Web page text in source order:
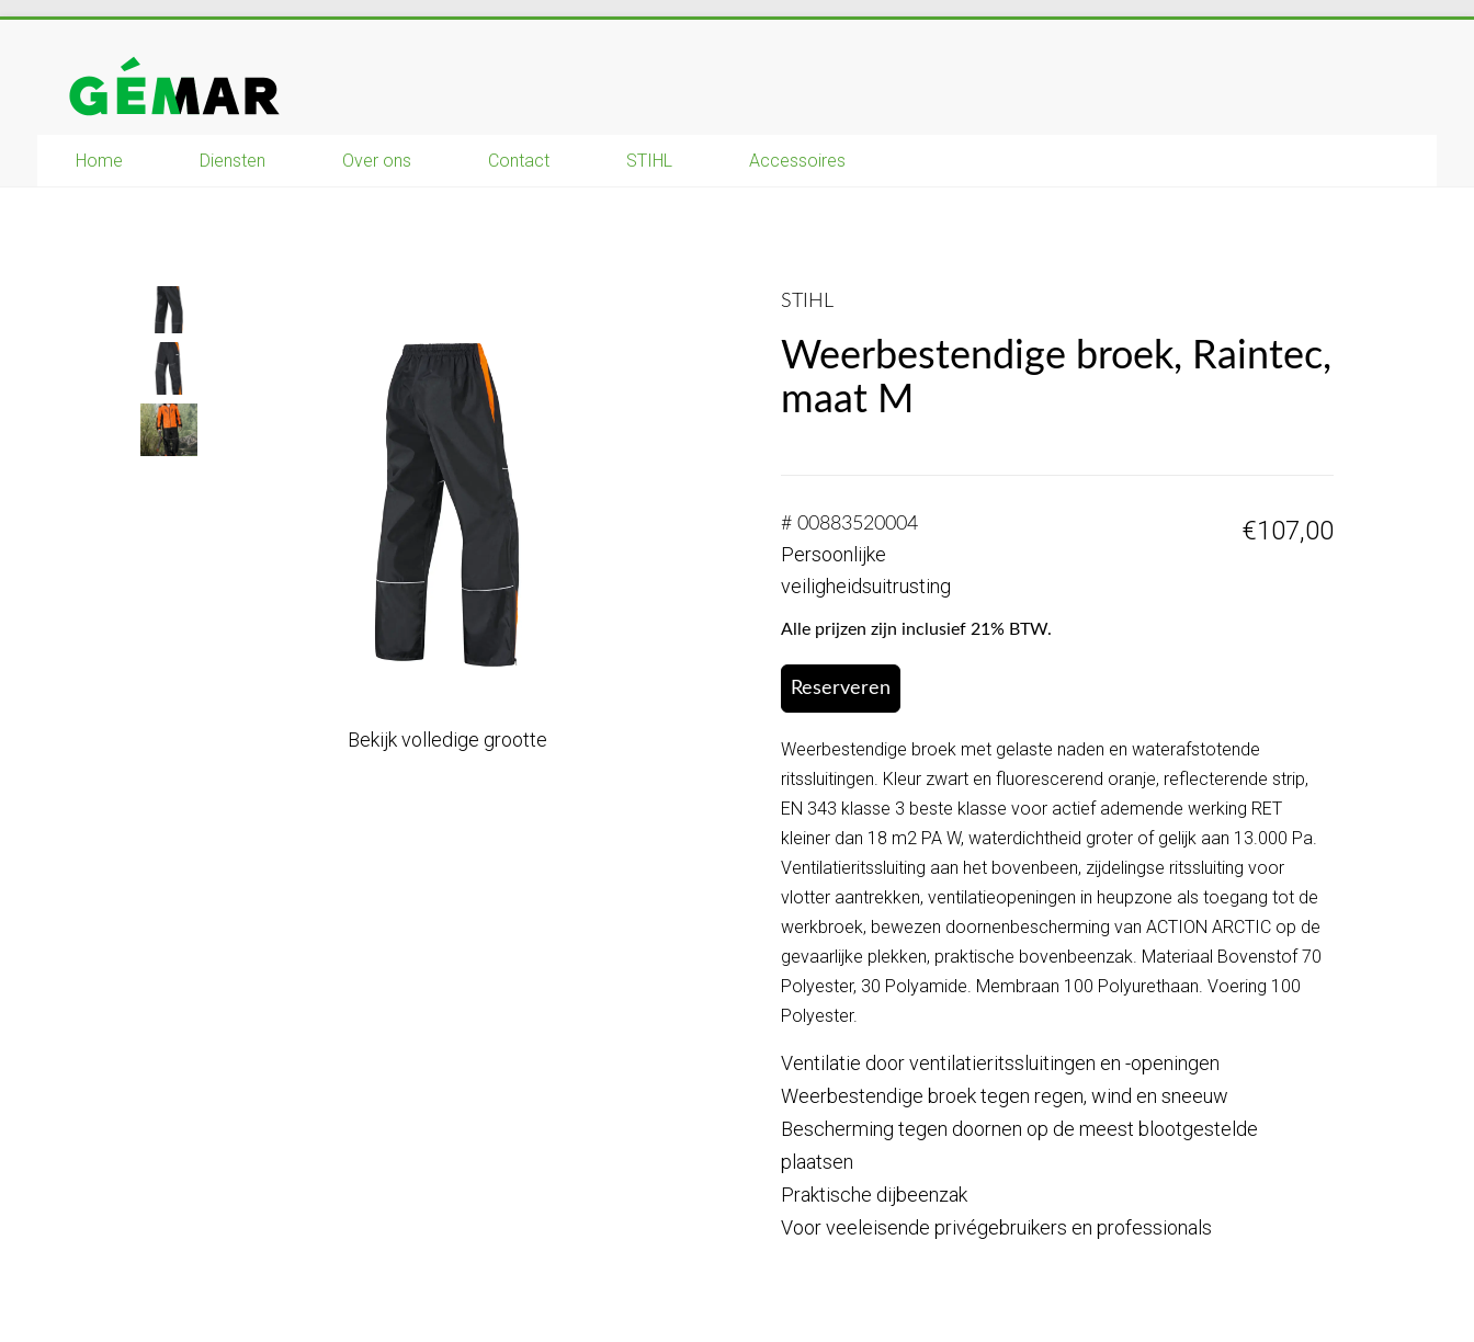
GEMAR
natuurbouw
Home Diensten Over ons Contact STIHL Accessoires
Bekijk volledige grootte
STIHL
Weerbestendige broek, Raintec,
maat M
# 00883520004
Persoonlijke
veiligheidsuitrusting
€107,00
Alle prijzen zijn inclusief 21% BTW.
Reserveren
Weerbestendige broek met gelaste naden en waterafstotende
ritssluitingen. Kleur zwart en fluorescerend oranje, reflecterende strip,
EN 343 klasse 3 beste klasse voor actief ademende werking RET
kleiner dan 18 m2 PA W, waterdichtheid groter of gelijk aan 13.000 Pa.
Ventilatieritssluiting aan het bovenbeen, zijdelingse ritssluiting voor
vlotter aantrekken, ventilatieopeningen in heupzone als toegang tot de
werkbroek, bewezen doornenbescherming van ACTION ARCTIC op de
gevaarlijke plekken, praktische bovenbeenzak. Materiaal Bovenstof 70
Polyester, 30 Polyamide. Membraan 100 Polyurethaan. Voering 100
Polyester.
Ventilatie door ventilatieritssluitingen en -openingen
Weerbestendige broek tegen regen, wind en sneeuw
Bescherming tegen doornen op de meest blootgestelde
plaatsen
Praktische dijbeenzak
Voor veeleisende privégebruikers en professionals